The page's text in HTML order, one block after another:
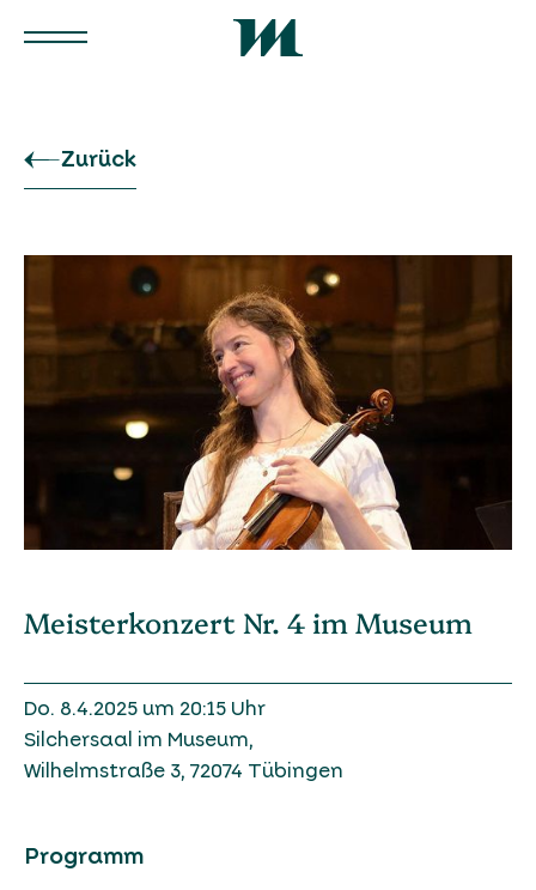
Zurück
Meisterkonzert Nr. 4 im Museum
Do. 8.4.2025 um 20:15 Uhr
Silchersaal im Museum,
Wilhelmstraße 3, 72074 Tübingen
Programm